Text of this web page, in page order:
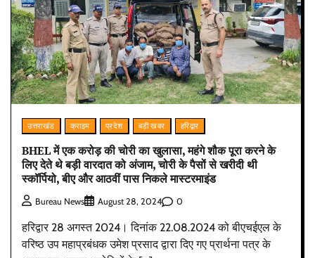
उत्तराखंड क्राइम प्रदेश बड़ी खबर हरिद्वार
BHEL में एक करोड़ की चोरी का खुलासा, महंगे शौक पूरा करने के
लिए देते थे बड़ी वारदात को अंजाम, चोरी के पैसों से खरीदी थी
स्कॉर्पियो, बीए और आठवीं पास निकले मास्टरमाइंड
Bureau News August 28, 2024 0
हरिद्वार 28 अगस्त 2024। दिनांक 22.08.2024 को बीएचईएल के
वरिष्ठ उप महाप्रबंधक उमेश प्रसाद द्वारा दिए गए प्रार्थना पत्र के